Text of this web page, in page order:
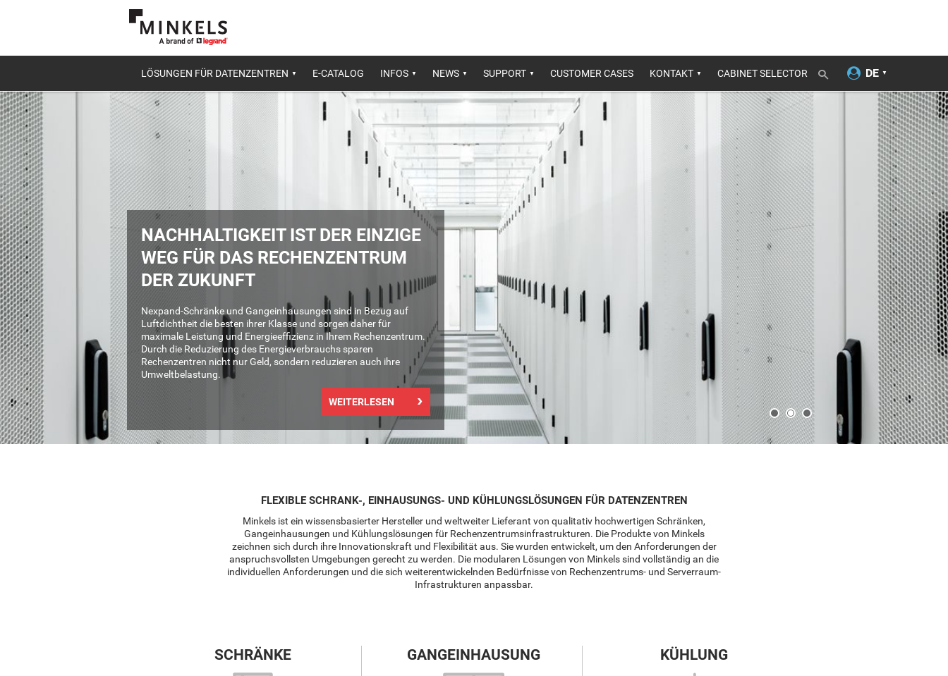
LÖSUNGEN FÜR DATENZENTREN E-CATALOG INFOS NEWS SUPPORT CUSTOMER CASES KONTAKT CABINET SELECTOR
NACHHALTIGKEIT IST DER EINZIGE
WEG FÜR DAS RECHENZENTRUM
DER ZUKUNFT
Nexpand-Schränke und Gangeinhausungen sind in Bezug auf
Luftdichtheit die besten ihrer Klasse und sorgen daher für
maximale Leistung und Energieeffizienz in Ihrem Rechenzentrum.
Durch die Reduzierung des Energieverbrauchs sparen
Rechenzentren nicht nur Geld, sondern reduzieren auch ihre
Umweltbelastung.
WEITERLESEN
FLEXIBLE SCHRANK-, EINHAUSUNGS- UND KÜHLUNGSLÖSUNGEN FÜR DATENZENTREN
Minkels ist ein wissensbasierter Hersteller und weltweiter Lieferant von qualitativ hochwertigen Schränken,
Gangeinhausungen und Kühlungslösungen für Rechenzentrumsinfrastrukturen. Die Produkte von Minkels
zeichnen sich durch ihre Innovationskraft und Flexibilität aus. Sie wurden entwickelt, um den Anforderungen der
anspruchsvollsten Umgebungen gerecht zu werden. Die modularen Lösungen von Minkels sind vollständig an die
individuellen Anforderungen und die sich weiterentwickelnden Bedürfnisse von Rechenzentrums- und Serverraum-
Infrastrukturen anpassbar.
SCHRÄNKE GANGEINHAUSUNG KÜHLUNG